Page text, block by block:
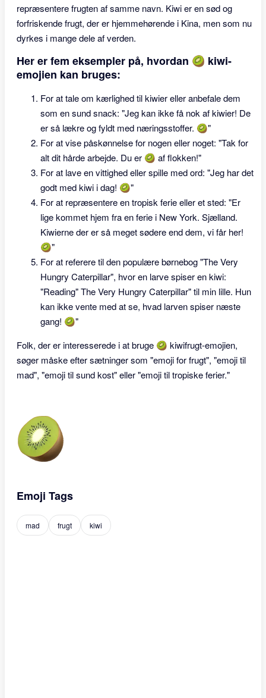
repræsentere frugten af samme navn. Kiwi er en sød og
forfriskende frugt, der er hjemmehørende i Kina, men som nu
dyrkes i mange dele af verden.
Her er fem eksempler på, hvordan 🥝 kiwi-
emojien kan bruges:
For at tale om kærlighed til kiwier eller anbefale dem
som en sund snack: "Jeg kan ikke få nok af kiwier! De
er så lækre og fyldt med næringsstoffer. 🥝"
For at vise påskønnelse for nogen eller noget: "Tak for
alt dit hårde arbejde. Du er 🥝 af flokken!"
For at lave en vittighed eller spille med ord: "Jeg har det
godt med kiwi i dag! 🥝"
For at repræsentere en tropisk ferie eller et sted: "Er
lige kommet hjem fra en ferie i New York. Sjælland.
Kiwierne der er så meget sødere end dem, vi får her!
🥝"
For at referere til den populære børnebog "The Very
Hungry Caterpillar", hvor en larve spiser en kiwi:
"Reading" The Very Hungry Caterpillar" til min lille. Hun
kan ikke vente med at se, hvad larven spiser næste
gang! 🥝"
Folk, der er interesserede i at bruge 🥝 kiwifrugt-emojien,
søger måske efter sætninger som "emoji for frugt", "emoji til
mad", "emoji til sund kost" eller "emoji til tropiske ferier."
Emoji Tags
mad frugt kiwi